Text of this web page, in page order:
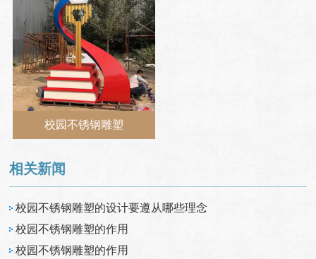
校园不锈钢雕塑
相关新闻
校园不锈钢雕塑的设计要遵从哪些理念
校园不锈钢雕塑的作用
校园不锈钢雕塑的作用